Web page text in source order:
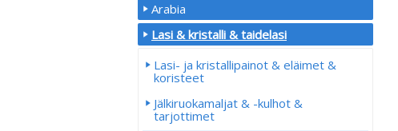
Arabia
Lasi & kristalli & taidelasi
Lasi- ja kristallipainot & eläimet &
koristeet
Jälkiruokamaljat & -kulhot &
tarjottimet